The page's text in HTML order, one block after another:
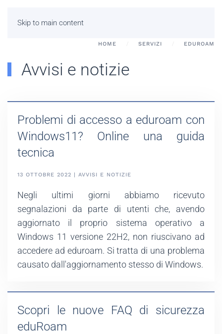
Skip to main content
HOME SERVIZI EDUROAM
Avvisi e notizie
Problemi di accesso a eduroam con
Windows11? Online una guida
tecnica
13 OTTOBRE 2022 | AVVISI E NOTIZIE
Negli ultimi giorni abbiamo ricevuto
segnalazioni da parte di utenti che, avendo
aggiornato il proprio sistema operativo a
Windows 11 versione 22H2, non riuscivano ad
accedere ad eduroam. Si tratta di una problema
causato dall'aggiornamento stesso di Windows.
Scopri le nuove FAQ di sicurezza
eduRoam